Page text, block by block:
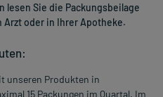
lesen Sie die Packungsbeilage
Arzt oder in Ihrer Apotheke.
unseren Produkten in
15 Packungen im Quartal. Im